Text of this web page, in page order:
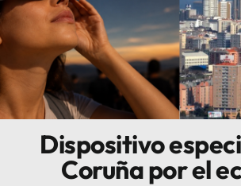
Gastronomía
Escenarios
Sostenibilidad
Innova
Dispositivo
Coruña por el